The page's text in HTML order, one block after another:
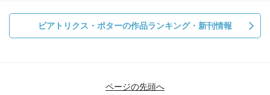
ビアトリクス・ポターの作品ランキング・新刊情報
ページの先頭へ